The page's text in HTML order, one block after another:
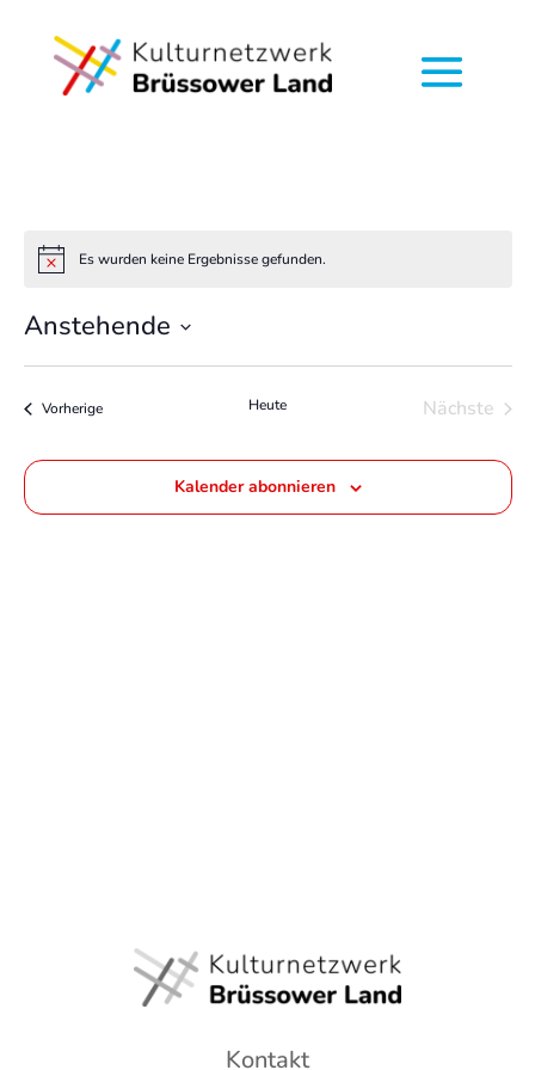
HinweisEs wurden keine Ergebnisse gefunden.
Anstehende
Datum
VorherigeVeranstaltungen Heute
Nächste
Kalender abonnieren
Kontakt